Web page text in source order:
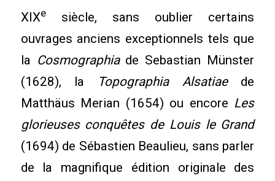
XIXesiècle, sans oublier certains
ouvrages anciens exceptionnels tels que
la Cosmographiade Sebastian Münster
(1628), la
Topographia Alsatiaede
Matthäus Merian (1654) ou encore Les
glorieuses conquêtes de Louis le Grand
(1694) de Sébastien Beaulieu, sans parler
de la magnifique édition originale des